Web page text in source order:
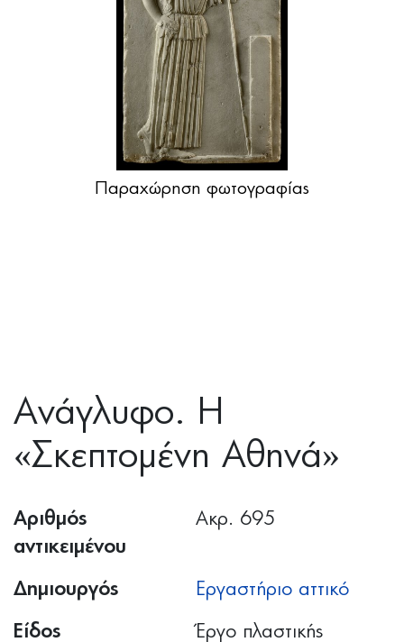
Παραχώρηση φωτογραφίας
Ανάγλυφο. Η
«Σκεπτομένη Αθηνά»
Αριθμός
αντικειμένου
Ακρ. 695
Δημιουργός Εργαστήριο αττικό
Είδος Έργο πλαστικής